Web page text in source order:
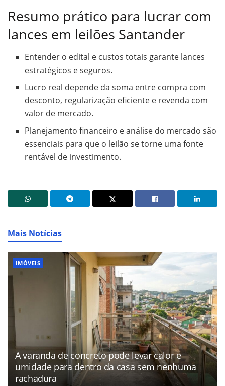
Resumo prático para lucrar com
lances em leilões Santander
Entender o edital e custos totais garante lances
estratégicos e seguros.
Lucro real depende da soma entre compra com
desconto, regularização eficiente e revenda com
valor de mercado.
Planejamento financeiro e análise do mercado são
essenciais para que o leilão se torne uma fonte
rentável de investimento.
Mais Notícias
IMÓVEIS
A varanda de concreto pode levar calor e
umidade para dentro da casa sem nenhuma
rachadura